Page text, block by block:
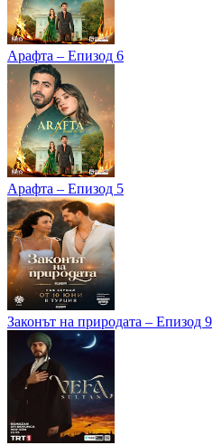
Арафта – Епизод 6
Арафта – Епизод 5
Законът на природата – Епизод 9